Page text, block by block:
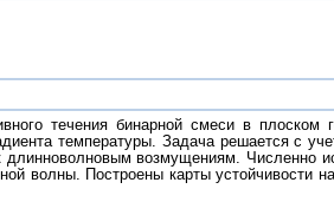
течения бинарной смеси в
температуры. Задача решается с
длинноволновым возмущениям. Численно
волны. Построены карты устойчивости